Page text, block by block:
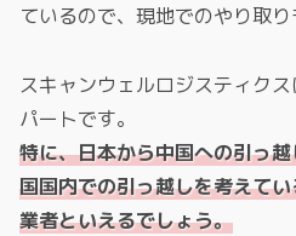
ているので、現地でのやり取り
スキャンウェルロジスティク
パートです。
特に、日本から中国への引っ
国国内での引っ越しを考えて
業者といえるでしょう。